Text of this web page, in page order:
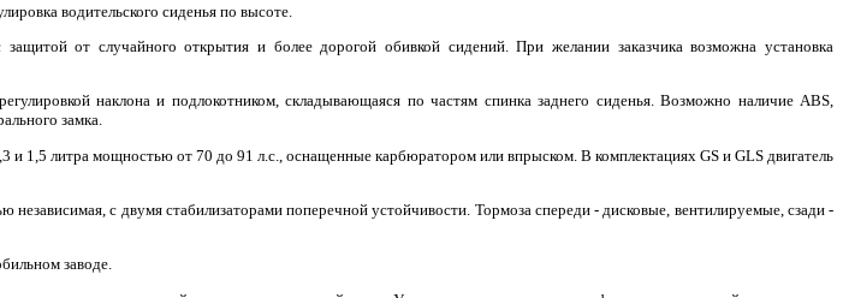
водительского сиденья по высоте.
от случайного открытия и более дорогой обивкой сидений. При желании заказчика возможна установка
наклона и подлокотником, складывающаяся по частям спинка заднего сиденья. Возможно наличие ABS,
замка.
и 1,5 литра мощностью от 70 до 91 л.с., оснащенные карбюратором или впрыском. В комплектациях GS и GLS двигатель
независимая, с двумя стабилизаторами поперечной устойчивости. Тормоза спереди - дисковые, вентилируемые, сзади -
заводе.